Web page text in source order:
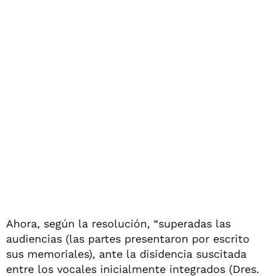
Ahora, según la resolución, “superadas las
audiencias (las partes presentaron por escrito
sus memoriales), ante la disidencia suscitada
entre los vocales inicialmente integrados (Dres.